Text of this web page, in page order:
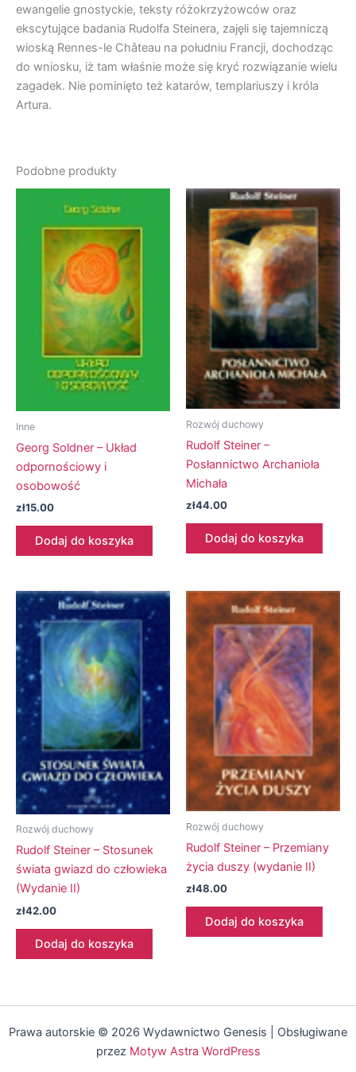
ewangelie gnostyckie, teksty różokrzyżowców oraz
ekscytujące badania Rudolfa Steinera, zajęli się tajemniczą
wioską Rennes-le Château na południu Francji, dochodząc
do wniosku, iż tam właśnie może się kryć rozwiązanie wielu
zagadek. Nie pominięto też katarów, templariuszy i króla
Artura.
Podobne produkty
Inne
Georg Soldner – Układ
odpornościowy i
osobowość
zł15.00
Dodaj do koszyka
Rozwój duchowy
Rudolf Steiner –
Posłannictwo Archanioła
Michała
zł44.00
Dodaj do koszyka
Rozwój duchowy
Rudolf Steiner – Stosunek
świata gwiazd do człowieka
(Wydanie II)
zł42.00
Dodaj do koszyka
Rozwój duchowy
Rudolf Steiner – Przemiany
życia duszy (wydanie II)
zł48.00
Dodaj do koszyka
Prawa autorskie © 2026 Wydawnictwo Genesis | Obsługiwane
przez Motyw Astra WordPress